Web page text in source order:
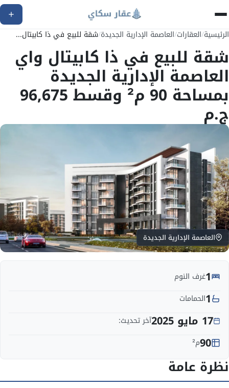
الرئيسية/العقارات/العاصمة الإدارية الجديدة/شقة للبيع في ذا كابيتال...
شقة للبيع في ذا كابيتال واي
العاصمة الإدارية الجديدة
بمساحة 90 م² وقسط 96,675
ج.م
العاصمة الإدارية الجديدة
1غرف النوم
1الحمامات
17 مايو 2025 آخر تحديث:
90م²
نظرة عامة